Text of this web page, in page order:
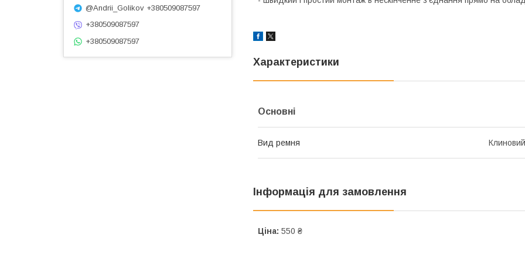
Характеристики
Основні
Вид ремня Клиновий
Інформація для замовлення
Ціна: 550 ₴
@Andrii_Golikov +380509087597
+380509087597
+380509087597